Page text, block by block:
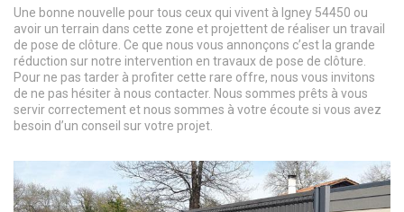
Une bonne nouvelle pour tous ceux qui vivent à Igney 54450 ou
avoir un terrain dans cette zone et projettent de réaliser un travail
de pose de clôture. Ce que nous vous annonçons c’est la grande
réduction sur notre intervention en travaux de pose de clôture.
Pour ne pas tarder à profiter cette rare offre, nous vous invitons
de ne pas hésiter à nous contacter. Nous sommes prêts à vous
servir correctement et nous sommes à votre écoute si vous avez
besoin d’un conseil sur votre projet.